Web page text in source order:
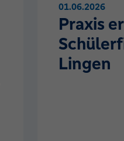
01.06.2026
Praxis
Lingen